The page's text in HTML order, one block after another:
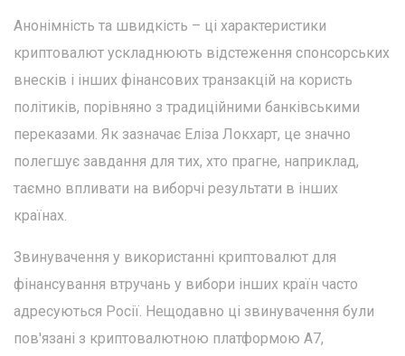
Анонімність та швидкість – ці характеристики
криптовалют ускладнюють відстеження спонсорських
внесків і інших фінансових транзакцій на користь
політиків, порівняно з традиційними банківськими
переказами. Як зазначає Еліза Локхарт, це значно
полегшує завдання для тих, хто прагне, наприклад,
таємно впливати на виборчі результати в інших
країнах.
Звинувачення у використанні криптовалют для
фінансування втручань у вибори інших країн часто
адресуються Росії. Нещодавно ці звинувачення були
пов'язані з криптовалютною платформою A7,